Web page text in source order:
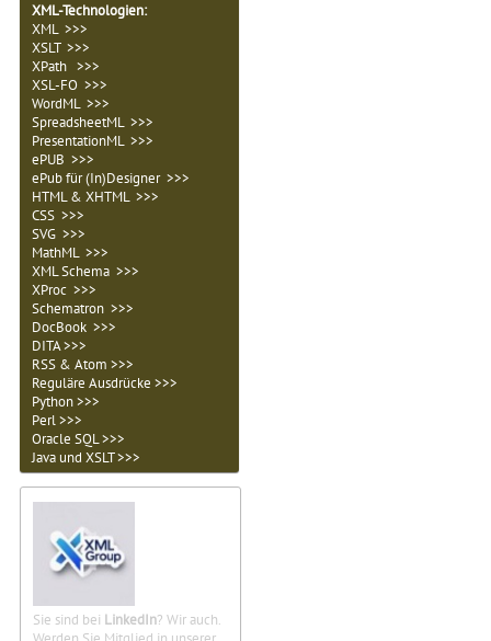
XML-Technologien:
XML >>>
XSLT >>>
XPath >>>
XSL-FO >>>
WordML >>>
SpreadsheetML >>>
PresentationML >>>
ePUB >>>
ePub für (In)Designer >>>
HTML & XHTML >>>
CSS >>>
SVG >>>
MathML >>>
XML Schema >>>
XProc >>>
Schematron >>>
DocBook >>>
DITA >>>
RSS & Atom >>>
Reguläre Ausdrücke >>>
Python >>>
Perl >>>
Oracle SQL >>>
Java und XSLT >>>
Sie sind bei LinkedIn? Wir auch.